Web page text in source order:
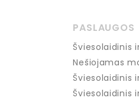
PASLAUGOS
Šviesolaidinis
Nešiojamas
Šviesolaidinis
Šviesolaidinis